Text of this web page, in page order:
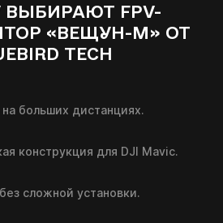
FPV-
«ВЕЩУН-М» ОТ
TECH
на больших дистанциях.
конструкция для DJI Mavic.
сложной установки.